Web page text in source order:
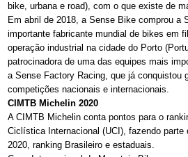
bike, urbana e road), com o que existe de
Em abril de 2018, a Sense Bike comprou a
importante fabricante mundial de bikes em
operação industrial na cidade do Porto
patrocinadora de uma das equipes mais
a Sense Factory Racing, que já conquistou
competições nacionais e internacionais.
CIMTB Michelin 2020
A CIMTB Michelin conta pontos para o
Ciclística Internacional (UCI), fazendo
2020, ranking Brasileiro e estaduais.